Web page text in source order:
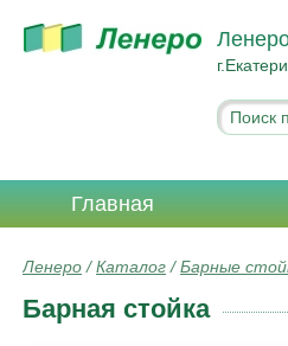
Главная
Ленеро /Каталог /Барные
Барная стойка